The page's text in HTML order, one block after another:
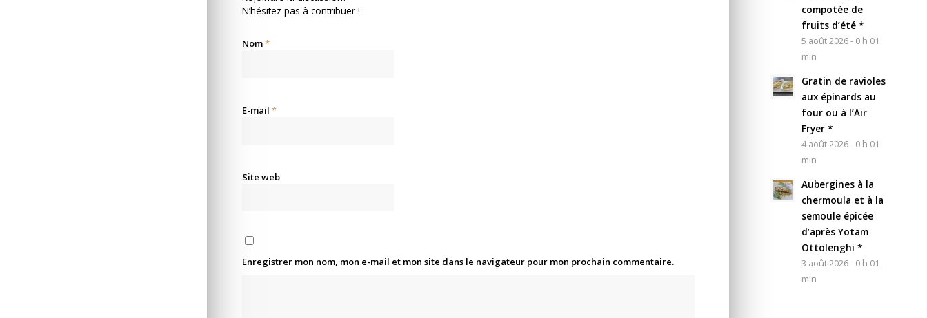
N’hésitez pas à contribuer !
Nom*
E-mail *
Site web
Enregistrer mon nom, mon e-mail et mon site dans le navigateur pour mon prochain commentaire.
compotée de
fruits d’été *
5 août 2026 - 0 h 01
min
Gratin de ravioles
aux épinards au
four ou à l’Air
Fryer *
4 août 2026 - 0 h 01
min
Aubergines à la
chermoula et à la
semoule épicée
d’après Yotam
Ottolenghi *
3 août 2026 - 0 h 01
min